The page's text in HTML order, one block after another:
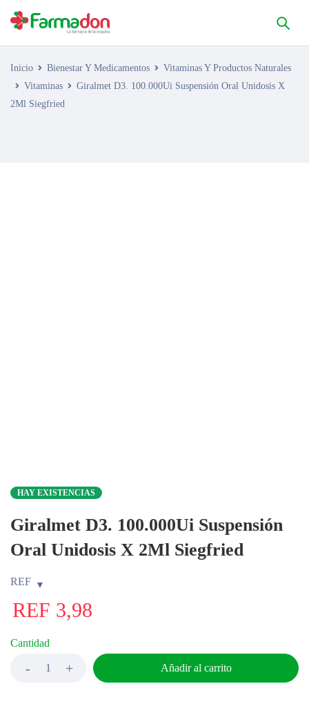
Inicio Bienestar Y Medicamentos
Vitaminas Y Productos Naturales
Vitaminas
Giralmet D3. 100.000Ui Suspensión Oral Unidosis X
2Ml Siegfried
HAY EXISTENCIAS
Giralmet D3. 100.000Ui Suspensión
Oral Unidosis X 2Ml Siegfried
REF
REF 3,98
Cantidad
Añadir al carrito